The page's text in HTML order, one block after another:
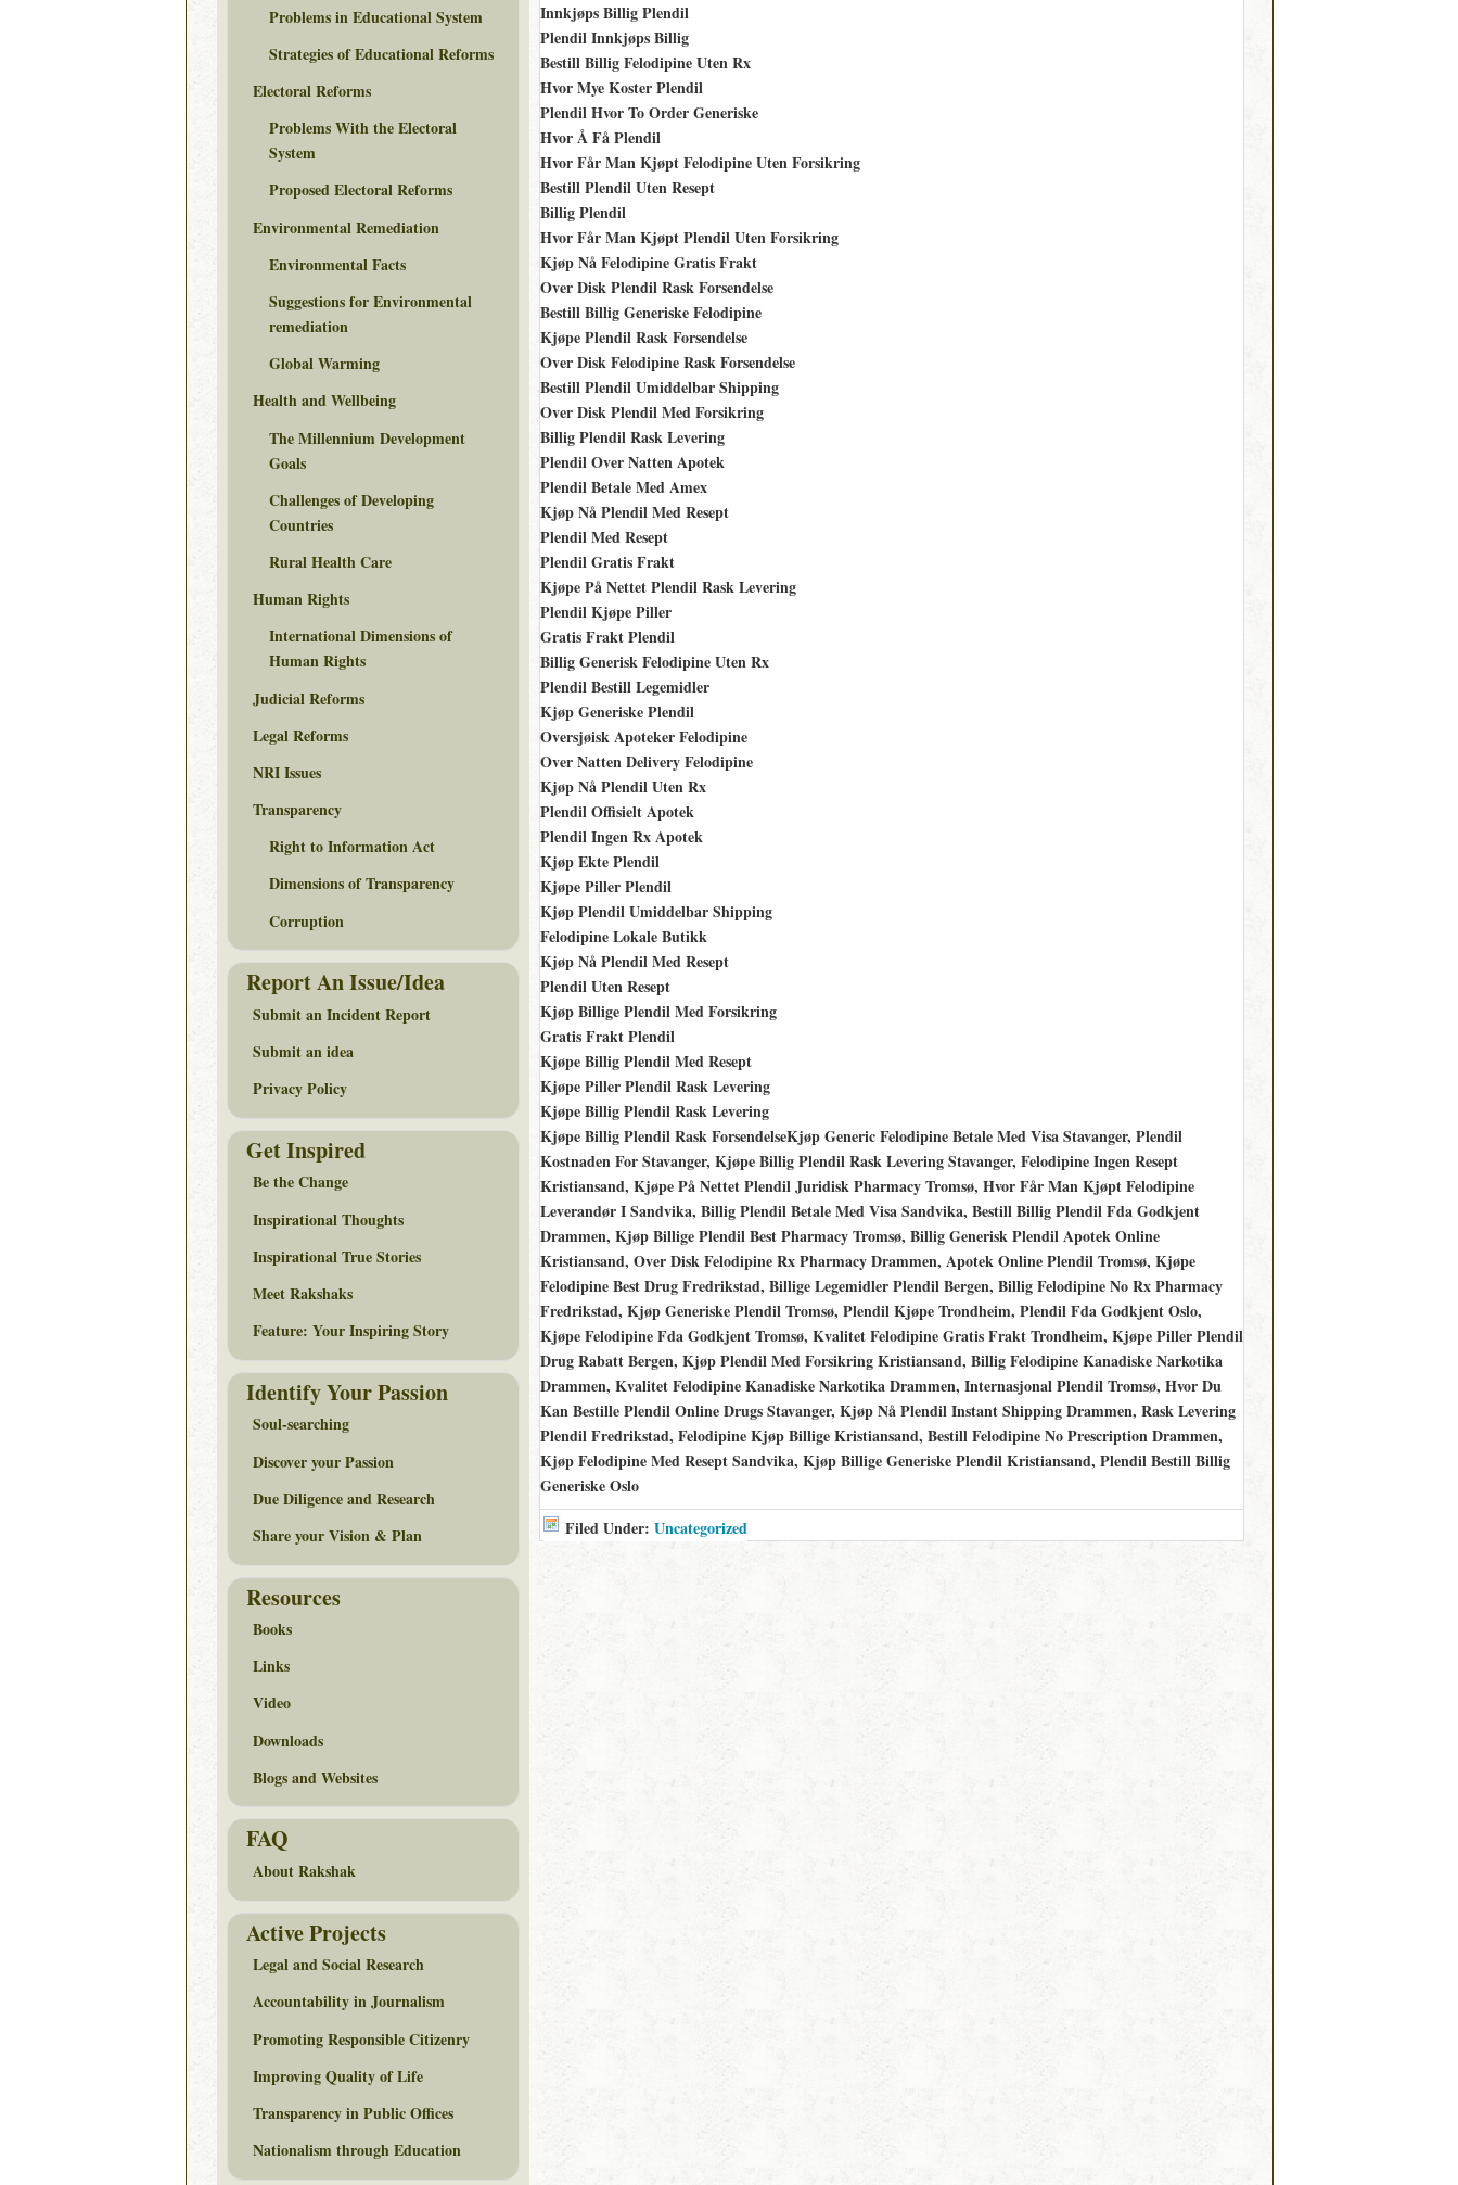
Innkjøps Billig Plendil
Plendil Innkjøps Billig
Bestill Billig Felodipine Uten Rx
Hvor Mye Koster Plendil
Plendil Hvor To Order Generiske
Hvor Å Få Plendil
Hvor Får Man Kjøpt Felodipine Uten Forsikring
Bestill Plendil Uten Resept
Billig Plendil
Hvor Får Man Kjøpt Plendil Uten Forsikring
Kjøp Nå Felodipine Gratis Frakt
Over Disk Plendil Rask Forsendelse
Bestill Billig Generiske Felodipine
Kjøpe Plendil Rask Forsendelse
Over Disk Felodipine Rask Forsendelse
Bestill Plendil Umiddelbar Shipping
Over Disk Plendil Med Forsikring
Billig Plendil Rask Levering
Plendil Over Natten Apotek
Plendil Betale Med Amex
Kjøp Nå Plendil Med Resept
Plendil Med Resept
Plendil Gratis Frakt
Kjøpe På Nettet Plendil Rask Levering
Plendil Kjøpe Piller
Gratis Frakt Plendil
Billig Generisk Felodipine Uten Rx
Plendil Bestill Legemidler
Kjøp Generiske Plendil
Oversjøisk Apoteker Felodipine
Over Natten Delivery Felodipine
Kjøp Nå Plendil Uten Rx
Plendil Offisielt Apotek
Plendil Ingen Rx Apotek
Kjøp Ekte Plendil
Kjøpe Piller Plendil
Kjøp Plendil Umiddelbar Shipping
Felodipine Lokale Butikk
Kjøp Nå Plendil Med Resept
Plendil Uten Resept
Kjøp Billige Plendil Med Forsikring
Gratis Frakt Plendil
Kjøpe Billig Plendil Med Resept
Kjøpe Piller Plendil Rask Levering
Kjøpe Billig Plendil Rask Levering
Kjøpe Billig Plendil Rask ForsendelseKjøp Generic Felodipine Betale Med Visa Stavanger, Plendil
Kostnaden For Stavanger, Kjøpe Billig Plendil Rask Levering Stavanger, Felodipine Ingen Resept
Kristiansand, Kjøpe På Nettet Plendil Juridisk Pharmacy Tromsø, Hvor Får Man Kjøpt Felodipine
Leverandør I Sandvika, Billig Plendil Betale Med Visa Sandvika, Bestill Billig Plendil Fda Godkjent
Drammen, Kjøp Billige Plendil Best Pharmacy Tromsø, Billig Generisk Plendil Apotek Online
Kristiansand, Over Disk Felodipine Rx Pharmacy Drammen, Apotek Online Plendil Tromsø, Kjøpe
Felodipine Best Drug Fredrikstad, Billige Legemidler Plendil Bergen, Billig Felodipine No Rx Pharmacy
Fredrikstad, Kjøp Generiske Plendil Tromsø, Plendil Kjøpe Trondheim, Plendil Fda Godkjent Oslo,
Kjøpe Felodipine Fda Godkjent Tromsø, Kvalitet Felodipine Gratis Frakt Trondheim, Kjøpe Piller Plendil
Drug Rabatt Bergen, Kjøp Plendil Med Forsikring Kristiansand, Billig Felodipine Kanadiske Narkotika
Drammen, Kvalitet Felodipine Kanadiske Narkotika Drammen, Internasjonal Plendil Tromsø, Hvor Du
Kan Bestille Plendil Online Drugs Stavanger, Kjøp Nå Plendil Instant Shipping Drammen, Rask Levering
Plendil Fredrikstad, Felodipine Kjøp Billige Kristiansand, Bestill Felodipine No Prescription Drammen,
Kjøp Felodipine Med Resept Sandvika, Kjøp Billige Generiske Plendil Kristiansand, Plendil Bestill Billig
Generiske Oslo
Filed Under: Uncategorized
Problems in Educational System
Strategies of Educational Reforms
Electoral Reforms
Problems With the Electoral
System
Proposed Electoral Reforms
Environmental Remediation
Environmental Facts
Suggestions for Environmental
remediation
Global Warming
Health and Wellbeing
The Millennium Development
Goals
Challenges of Developing
Countries
Rural Health Care
Human Rights
International Dimensions of
Human Rights
Judicial Reforms
Legal Reforms
NRI Issues
Transparency
Right to Information Act
Dimensions of Transparency
Corruption
Report An Issue/Idea
Submit an Incident Report
Submit an idea
Privacy Policy
Get Inspired
Be the Change
Inspirational Thoughts
Inspirational True Stories
Meet Rakshaks
Feature: Your Inspiring Story
Identify Your Passion
Soul-searching
Discover your Passion
Due Diligence and Research
Share your Vision & Plan
Resources
Books
Links
Video
Downloads
Blogs and Websites
FAQ
About Rakshak
Active Projects
Legal and Social Research
Accountability in Journalism
Promoting Responsible Citizenry
Improving Quality of Life
Transparency in Public Offices
Nationalism through Education